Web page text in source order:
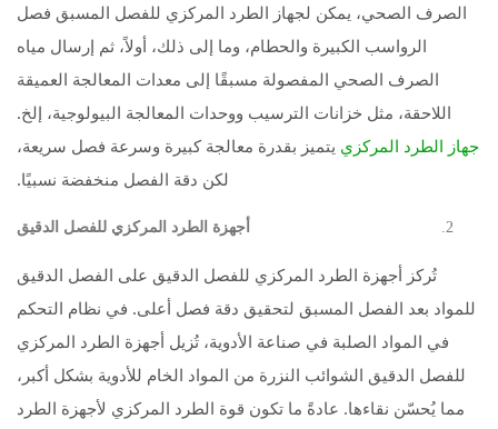
الصرف الصحي، يمكن لجهاز الطرد المركزي للفصل المسبق فصل
الرواسب الكبيرة والحطام، وما إلى ذلك، أولاً، ثم إرسال مياه
الصرف الصحي المفصولة مسبقًا إلى معدات المعالجة العميقة
اللاحقة، مثل خزانات الترسيب ووحدات المعالجة البيولوجية، إلخ.
جهاز الطرد المركزي يتميز بقدرة معالجة كبيرة وسرعة فصل سريعة،
لكن دقة الفصل منخفضة نسبيًا.
أجهزة الطرد المركزي للفصل الدقيق
تُركز أجهزة الطرد المركزي للفصل الدقيق على الفصل الدقيق
للمواد بعد الفصل المسبق لتحقيق دقة فصل أعلى. في نظام التحكم
في المواد الصلبة في صناعة الأدوية، تُزيل أجهزة الطرد المركزي
للفصل الدقيق الشوائب النزرة من المواد الخام للأدوية بشكل أكبر،
مما يُحسّن نقاءها. عادةً ما تكون قوة الطرد المركزي لأجهزة الطرد